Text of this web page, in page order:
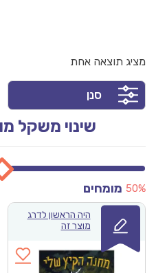
מציג תוצאה אחת
סנן
שינוי משקל
מומחים 50%
היה הראשון לדרג
מוצר זה